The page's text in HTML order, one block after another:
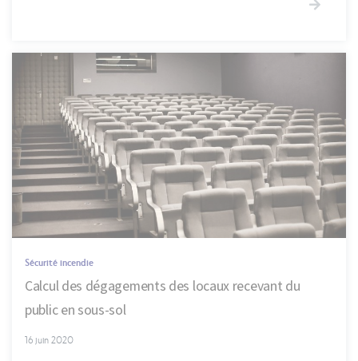
Sécurité incendie
Calcul des dégagements des locaux recevant du
public en sous-sol
16 juin 2020